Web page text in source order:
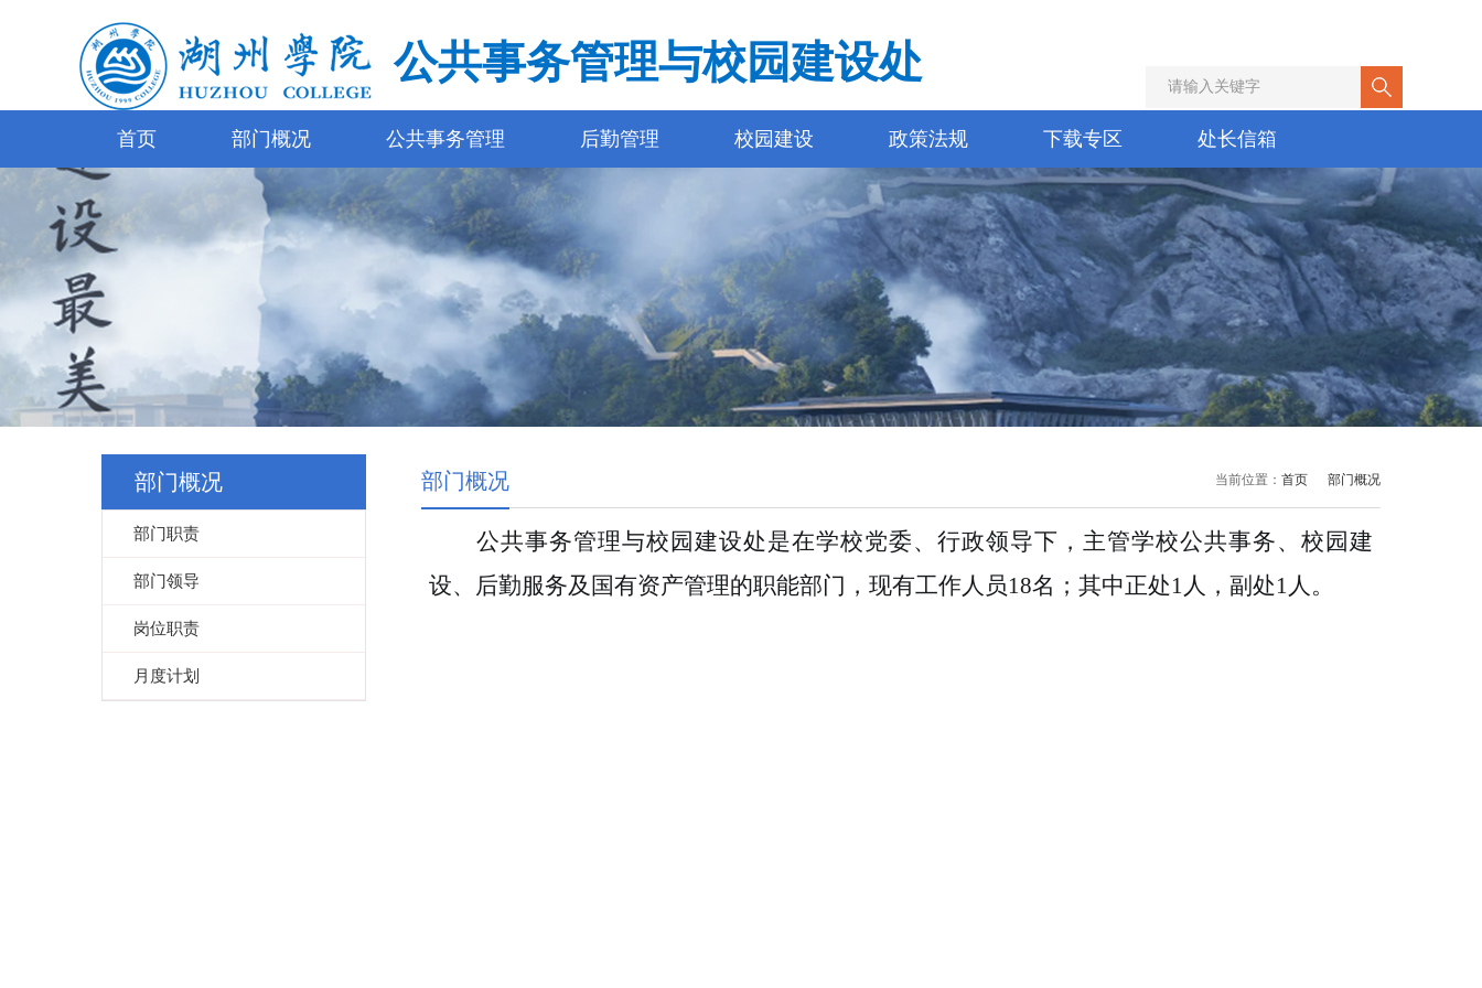
公共事务管理与校园建设处
首页 部门概况 公共事务管理 后勤管理 校园建设 政策法规 下载专区 处长信箱
部门概况
部门职责
部门领导
岗位职责
月度计划
当前位置： 首页 部门概况
部门概况
公共事务管理与校园建设处是在学校党委、行政领导下，主管学校公共事务、校园建
设、后勤服务及国有资产管理的职能部门， 现有工作人员18名；其中正处1人，副处1人。